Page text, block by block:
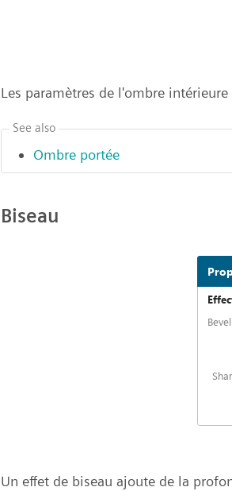
Les paramètres de l'ombre
Ombre portée
See also
Biseau
Un effet de biseau ajoute de la